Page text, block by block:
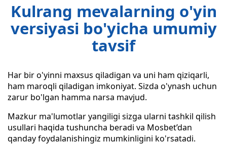
Kulrang mevalarning o'yin
versiyasi bo'yicha umumiy
tavsif
Har bir o'yinni maxsus qiladigan va uni ham qiziqarli,
ham maroqli qiladigan imkoniyat. Sizda o'ynash uchun
zarur bo'lgan hamma narsa mavjud.
Mazkur ma'lumotlar yangiligi sizga ularni tashkil qilish
usullari haqida tushuncha beradi va Mosbet’dan
qanday foydalanishingiz mumkinligini ko'rsatadi.